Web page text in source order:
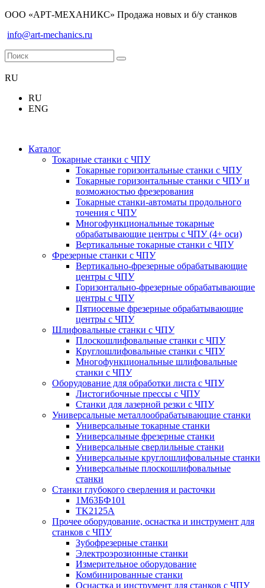
ООО «АРТ-МЕХАНИКС» Продажа новых и б/у станков
info@art-mechanics.ru
RU
RU
ENG
Каталог
Токарные станки с ЧПУ
Токарные горизонтальные станки с ЧПУ
Токарные горизонтальные станки с ЧПУ и
возможностью фрезерования
Токарные станки-автоматы продольного
точения с ЧПУ
Многофункциональные токарные
обрабатывающие центры с ЧПУ (4+ оси)
Вертикальные токарные станки с ЧПУ
Фрезерные станки с ЧПУ
Вертикально-фрезерные обрабатывающие
центры с ЧПУ
Горизонтально-фрезерные обрабатывающие
центры с ЧПУ
Пятиосевые фрезерные обрабатывающие
центры с ЧПУ
Шлифовальные станки с ЧПУ
Плоскошлифовальные станки с ЧПУ
Круглошлифовальные станки с ЧПУ
Многофункциональные шлифовальные
станки с ЧПУ
Оборудование для обработки листа с ЧПУ
Листогибочные прессы с ЧПУ
Станки для лазерной резки с ЧПУ
Универсальные металлообрабатывающие станки
Универсальные токарные станки
Универсальные фрезерные станки
Универсальные сверлильные станки
Универсальные круглошлифовальные станки
Универсальные плоскошлифовальные
станки
Станки глубокого сверления и расточки
1М63БФ101
TK2125A
Прочее оборудование, оснастка и инструмент для
станков с ЧПУ
Зубофрезерные станки
Электроэрозионные станки
Измерительное оборудование
Комбинированные станки
Оснастка и инструмент для станков с ЧПУ